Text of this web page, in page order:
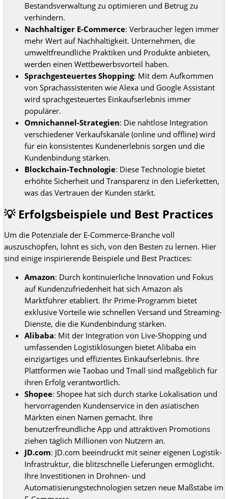
Bestandsverwaltung zu optimieren und Betrug zu
verhindern.
Nachhaltiger E-Commerce: Verbraucher legen immer
mehr Wert auf Nachhaltigkeit. Unternehmen, die
umweltfreundliche Praktiken und Produkte anbieten,
werden einen Wettbewerbsvorteil haben.
Sprachgesteuertes Shopping: Mit dem Aufkommen
von Sprachassistenten wie Alexa und Google Assistant
wird sprachgesteuertes Einkaufserlebnis immer
populärer.
Omnichannel-Strategien: Die nahtlose Integration
verschiedener Verkaufskanäle (online und offline) wird
für ein konsistentes Kundenerlebnis sorgen und die
Kundenbindung stärken.
Blockchain-Technologie: Diese Technologie bietet
erhöhte Sicherheit und Transparenz in den Lieferketten,
was das Vertrauen der Kunden stärkt.
💡 Erfolgsbeispiele und Best Practices
Um die Potenziale der E-Commerce-Branche voll
auszuschöpfen, lohnt es sich, von den Besten zu lernen. Hier
sind einige inspirierende Beispiele und Best Practices:
Amazon: Durch kontinuierliche Innovation und Fokus
auf Kundenzufriedenheit hat sich Amazon als
Marktführer etabliert. Ihr Prime-Programm bietet
exklusive Vorteile wie schnellen Versand und Streaming-
Dienste, die die Kundenbindung stärken.
Alibaba: Mit der Integration von Live-Shopping und
umfassenden Logistiklösungen bietet Alibaba ein
einzigartiges und effizientes Einkaufserlebnis. Ihre
Plattformen wie Taobao und Tmall sind maßgeblich für
ihren Erfolg verantwortlich.
Shopee: Shopee hat sich durch starke Lokalisation und
hervorragenden Kundenservice in den asiatischen
Märkten einen Namen gemacht. Ihre
benutzerfreundliche App und attraktiven Promotions
ziehen täglich Millionen von Nutzern an.
JD.com: JD.com beeindruckt mit seiner eigenen Logistik-
Infrastruktur, die blitzschnelle Lieferungen ermöglicht.
Ihre Investitionen in Drohnen- und
Automatisierungstechnologien setzen neue Maßstäbe im